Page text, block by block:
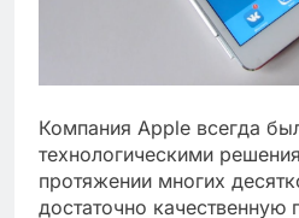
Компания Apple всегда
технологическими
протяжении многих
достаточно